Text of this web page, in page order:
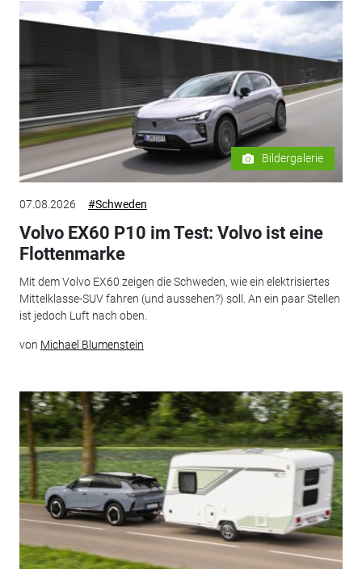
Bildergalerie
07.08.2026 #Schweden
Volvo EX60 P10 im Test: Volvo ist eine
Flottenmarke
Mit dem Volvo EX60 zeigen die Schweden, wie ein elektrisiertes
Mittelklasse-SUV fahren (und aussehen?) soll. An ein paar Stellen
ist jedoch Luft nach oben.
von Michael Blumenstein